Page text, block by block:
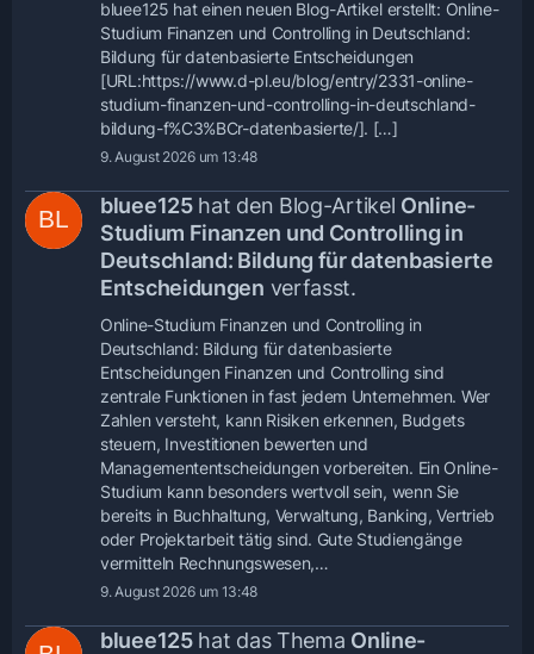
bluee125 hat einen neuen Blog-Artikel erstellt: Online-
Studium Finanzen und Controlling in Deutschland:
Bildung für datenbasierte Entscheidungen
[URL:https://www.d-pl.eu/blog/entry/2331-online-
studium-finanzen-und-controlling-in-deutschland-
bildung-f%C3%BCr-datenbasierte/]. […]
9. August 2026 um 13:48
bluee125hat den Blog-Artikel Online-
Studium Finanzen und Controlling in
Deutschland: Bildung für datenbasierte
Entscheidungen verfasst.
Online-Studium Finanzen und Controlling in
Deutschland: Bildung für datenbasierte
Entscheidungen Finanzen und Controlling sind
zentrale Funktionen in fast jedem Unternehmen. Wer
Zahlen versteht, kann Risiken erkennen, Budgets
steuern, Investitionen bewerten und
Managemententscheidungen vorbereiten. Ein Online-
Studium kann besonders wertvoll sein, wenn Sie
bereits in Buchhaltung, Verwaltung, Banking, Vertrieb
oder Projektarbeit tätig sind. Gute Studiengänge
vermitteln Rechnungswesen,…
9. August 2026 um 13:48
bluee125hat das Thema Online-